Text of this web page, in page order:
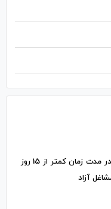
وام فوری بانکی با سود کمتر از 20 درصد در مدت زمان کمتر از 15 روز
آزاد